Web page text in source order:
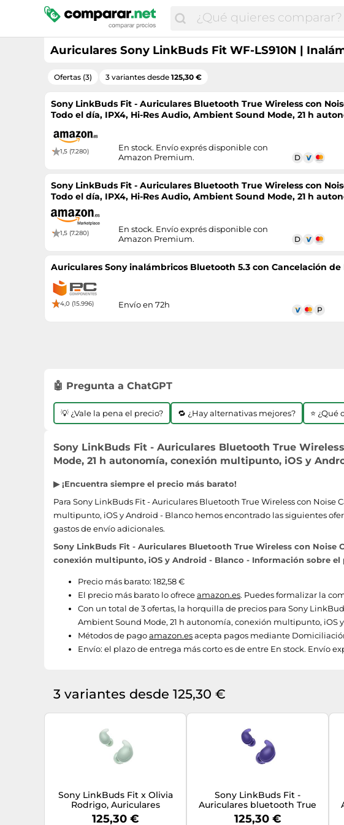
Auriculares Sony LinkBuds Fit WF-LS910N |
Ofertas (3) 3 variantes desde 125,30 €
Sony LinkBuds Fit - Auriculares Bluetooth True Wireless con
Todo el día, IPX4, Hi-Res Audio, Ambient Sound Mode, 21 h
1,5 (7.280)
En stock. Envío exprés disponible con
Amazon Premium.
Sony LinkBuds Fit - Auriculares Bluetooth True Wireless con
Todo el día, IPX4, Hi-Res Audio, Ambient Sound Mode, 21 h
multipunto, iOS y Android - Blanco
1,5 (7.280)
En stock. Envío exprés disponible con
Amazon Premium.
Auriculares Sony inalámbricos Bluetooth 5.3 con Cancelación de
4,0 (15.996) Envío en 72h
🤖 Pregunta a ChatGPT
💡 ¿Vale la pena el precio? 🔁 ¿Hay alternativas mejores? ⭐
Sony LinkBuds Fit - Auriculares Bluetooth True
Mode, 21 h autonomía, conexión multipunto, iOS y
▶ ¡Encuentra siempre el precio más barato!
Para Sony LinkBuds Fit - Auriculares Bluetooth True Wireless con Noise
multipunto, iOS y Android - Blanco hemos encontrado las siguientes
gastos de envío adicionales.
Sony LinkBuds Fit - Auriculares Bluetooth True Wireless con Noise
conexión multipunto, iOS y Android - Blanco - Información sobre el
Precio más barato: 182,58 €
El precio más barato lo ofreceamazon.es. Puedes formalizar la
Con un total de 3 ofertas, la horquilla de precios para Sony
Ambient Sound Mode, 21 h autonomía, conexión multipunto, iOS
Métodos de pagoamazon.esacepta pagos mediante
Envío: el plazo de entrega más corto es de entre En stock. Envío
3 variantes desde 125,30 €
Sony LinkBuds Fit x Olivia
Rodrigo, Auriculares
Bluetooth con Noise
125,30 €
Sony LinkBuds Fit -
Auriculares bluetooth True
Wireless con Noise
125,30 €